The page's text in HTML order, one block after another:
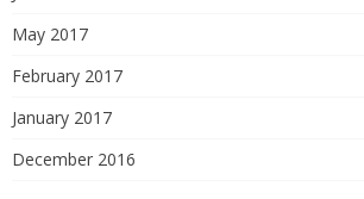
May 2017
February 2017
January 2017
December 2016